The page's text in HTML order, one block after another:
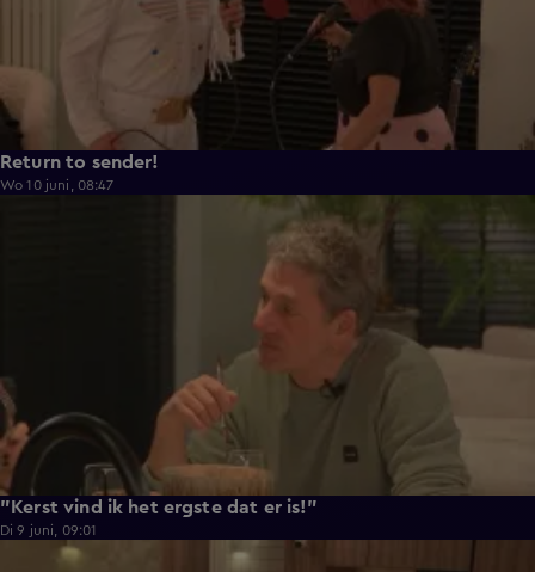
Return to sender!
Wo 10 juni, 08:47
"Kerst vind ik het ergste dat er is!"
Di 9 juni, 09:01